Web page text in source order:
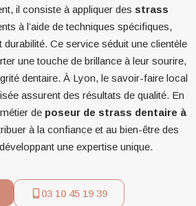
il consiste à appliquer des strass
à l’aide de techniques spécifiques,
Ce service séduit une clientèle
une touche de brillance à leur sourire,
dentaire. À Lyon, le savoir-faire local
assurent des résultats de qualité. En
de poseur de strass dentaire à
à la confiance et au bien-être des
une expertise unique.
03 10 45 19 39